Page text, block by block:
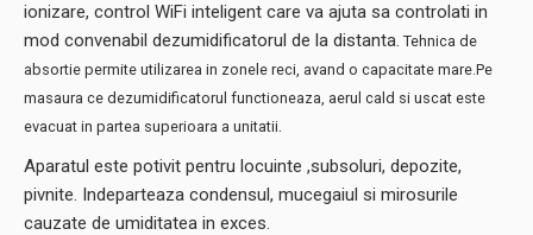
ionizare, control WiFi inteligent care va ajuta sa controlati in
mod convenabil dezumidificatorul de la distanta. Tehnica de
absortie permite utilizarea in zonele reci, avand o capacitate mare.Pe
masaura ce dezumidificatorul functioneaza, aerul cald si uscat este
evacuat in partea superioara a unitatii.
Aparatul este potivit pentru locuinte ,subsoluri, depozite,
pivnite. Indeparteaza condensul, mucegaiul si mirosurile
cauzate de umiditatea in exces.